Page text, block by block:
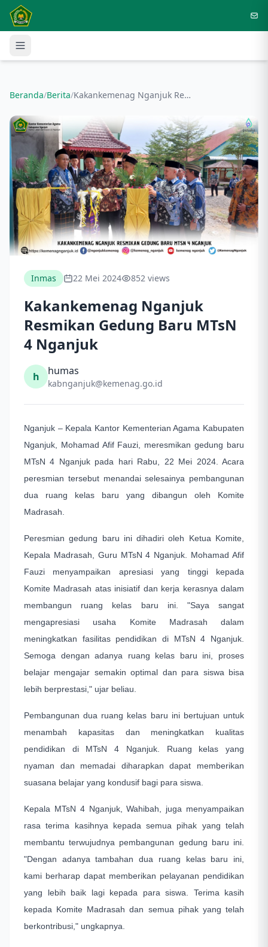
Langsung ke konten utama
Beranda/Berita/ Kakankemenag Nganjuk Resmikan Gedung Baru MTsN 4 Nganjuk
Inmas 22 Mei 2024 852 views
Kakankemenag Nganjuk
Resmikan Gedung Baru MTsN
4 Nganjuk
h humas
kabnganjuk@kemenag.go.id
Nganjuk – Kepala Kantor Kementerian Agama Kabupaten
Nganjuk, Mohamad Afif Fauzi, meresmikan gedung baru
MTsN 4 Nganjuk pada hari Rabu, 22 Mei 2024. Acara
peresmian tersebut menandai selesainya pembangunan
dua ruang kelas baru yang dibangun oleh Komite
Madrasah.
Peresmian gedung baru ini dihadiri oleh Ketua Komite,
Kepala Madrasah, Guru MTsN 4 Nganjuk. Mohamad Afif
Fauzi menyampaikan apresiasi yang tinggi kepada
Komite Madrasah atas inisiatif dan kerja kerasnya dalam
membangun ruang kelas baru ini. "Saya sangat
mengapresiasi usaha Komite Madrasah dalam
meningkatkan fasilitas pendidikan di MTsN 4 Nganjuk.
Semoga dengan adanya ruang kelas baru ini, proses
belajar mengajar semakin optimal dan para siswa bisa
lebih berprestasi," ujar beliau.
Pembangunan dua ruang kelas baru ini bertujuan untuk
menambah kapasitas dan meningkatkan kualitas
pendidikan di MTsN 4 Nganjuk. Ruang kelas yang
nyaman dan memadai diharapkan dapat memberikan
suasana belajar yang kondusif bagi para siswa.
Kepala MTsN 4 Nganjuk, Wahibah, juga menyampaikan
rasa terima kasihnya kepada semua pihak yang telah
membantu terwujudnya pembangunan gedung baru ini.
"Dengan adanya tambahan dua ruang kelas baru ini,
kami berharap dapat memberikan pelayanan pendidikan
yang lebih baik lagi kepada para siswa. Terima kasih
kepada Komite Madrasah dan semua pihak yang telah
berkontribusi," ungkapnya.